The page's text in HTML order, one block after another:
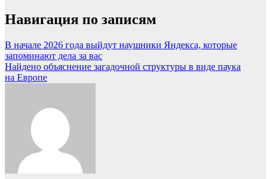
Навигация по записям
В начале 2026 года выйдут наушники Яндекса, которые
запоминают дела за вас
Найдено объяснение загадочной структуры в виде паука
на Европе